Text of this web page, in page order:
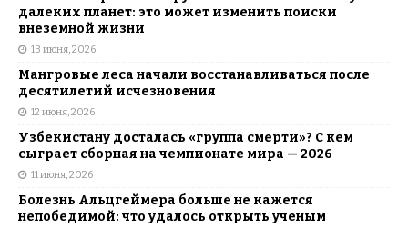
далеких планет: это может изменить поиски
внеземной жизни
13 июня, 2026
Мангровые леса начали восстанавливаться после
десятилетий исчезновения
12 июня, 2026
Узбекистану досталась «группа смерти»? С кем
сыграет сборная на чемпионате мира — 2026
11 июня, 2026
Болезнь Альцгеймера больше не кажется
непобедимой: что удалось открыть ученым